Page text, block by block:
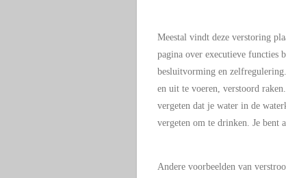
Meestal vindt deze verstoring
pagina over executieve functies
besluitvorming en
en uit te voeren, verstoord
vergeten dat je water in de
vergeten om te drinken. Je bent
Andere voorbeelden van